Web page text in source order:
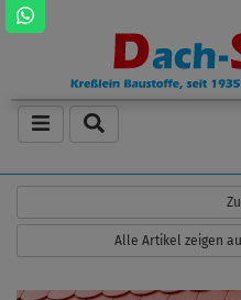
Alle Artikel zeigen